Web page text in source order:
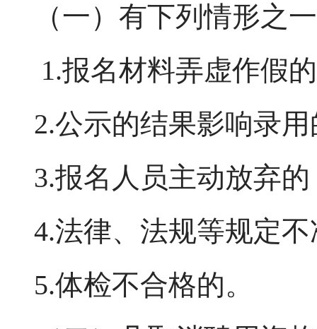
（一）有下列情形之
1.报名材料弄虚作假
2.公示的结果影响录
3.报名人员主动放弃的
4.法律、法规等规定
5.体检不合格的。